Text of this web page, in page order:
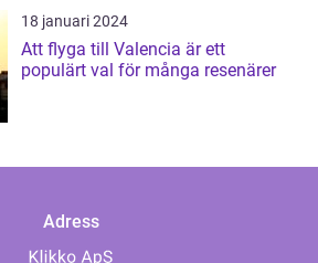
18 januari 2024
Att flyga till Valencia är ett
populärt val för många resenärer
Adress